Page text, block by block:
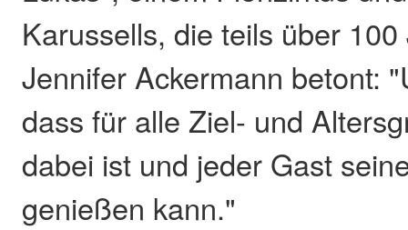
Karussells, die teils über
Jennifer Ackermann betont:
dass für alle Ziel- und
dabei ist und jeder Gast
genießen kann."